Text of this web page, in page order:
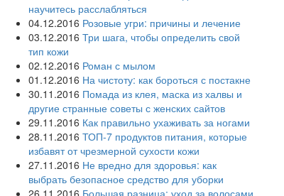
научитесь расслабляться
04.12.2016 Розовые угри: причины и лечение
03.12.2016 Три шага, чтобы определить свой
тип кожи
02.12.2016 Роман с мылом
01.12.2016 На чистоту: как бороться с постакне
30.11.2016 Помада из клея, маска из халвы и
другие странные советы с женских сайтов
29.11.2016 Как правильно ухаживать за ногами
28.11.2016 ТОП-7 продуктов питания, которые
избавят от чрезмерной сухости кожи
27.11.2016 Не вредно для здоровья: как
выбрать безопасное средство для уборки
26.11.2016 Большая разница: уход за волосами